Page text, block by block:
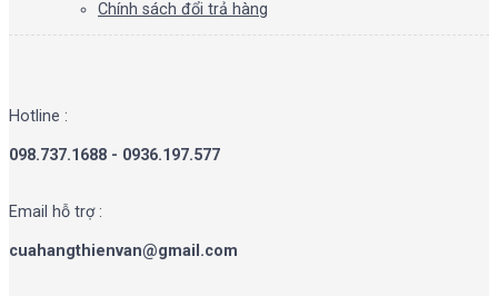
Chính sách đổi trả hàng
Hotline :
098.737.1688 - 0936.197.577
Email hỗ trợ :
cuahangthienvan@gmail.com